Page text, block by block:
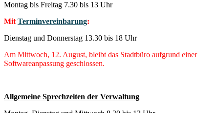
Montag bis Freitag 7.30 bis 13 Uhr
Mit Terminvereinbarung:
Dienstag und Donnerstag 13.30 bis 18 Uhr
Am Mittwoch, 12. August, bleibt das Stadtbüro aufgrund einer
Softwareanpassung geschlossen.
Allgemeine Sprechzeiten der Verwaltung